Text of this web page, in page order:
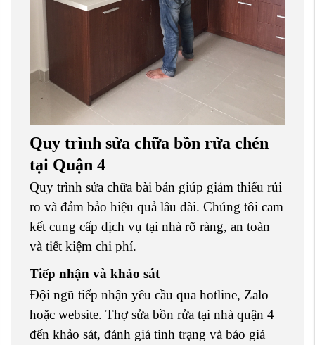
Quy trình sửa chữa bồn rửa chén
tại Quận 4
Quy trình sửa chữa bài bản giúp giảm thiểu rủi
ro và đảm bảo hiệu quả lâu dài. Chúng tôi cam
kết cung cấp dịch vụ tại nhà rõ ràng, an toàn
và tiết kiệm chi phí.
Tiếp nhận và khảo sát
Đội ngũ tiếp nhận yêu cầu qua hotline, Zalo
hoặc website. Thợ sửa bồn rửa tại nhà quận 4
đến khảo sát, đánh giá tình trạng và báo giá